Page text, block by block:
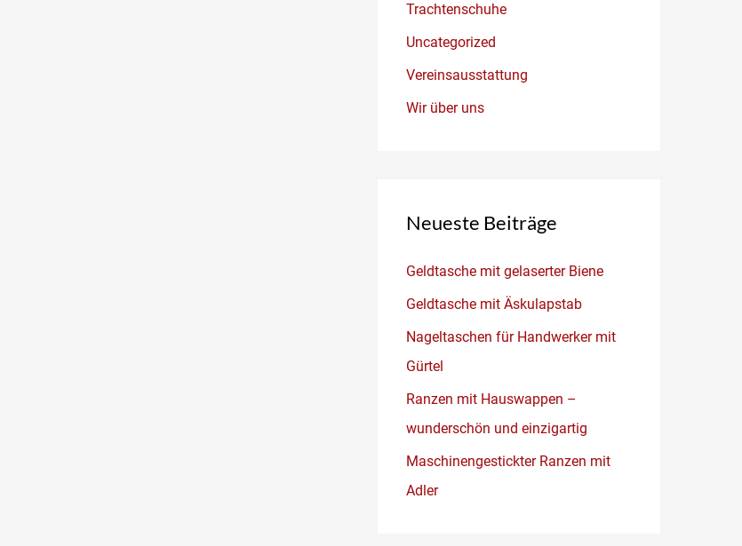
Trachtenschuhe
Uncategorized
Vereinsausstattung
Wir über uns
Neueste Beiträge
Geldtasche mit gelaserter Biene
Geldtasche mit Äskulapstab
Nageltaschen für Handwerker mit
Gürtel
Ranzen mit Hauswappen –
wunderschön und einzigartig
Maschinengestickter Ranzen mit
Adler